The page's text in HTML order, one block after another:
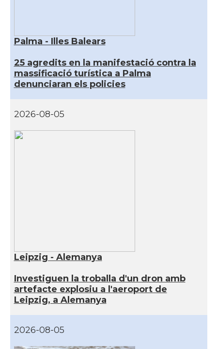
Palma - Illes Balears
25 agredits en la manifestació contra la
massificació turística a Palma
denunciaran els policies
2026-08-05
Leipzig - Alemanya
Investiguen la troballa d'un dron amb
artefacte explosiu a l'aeroport de
Leipzig, a Alemanya
2026-08-05